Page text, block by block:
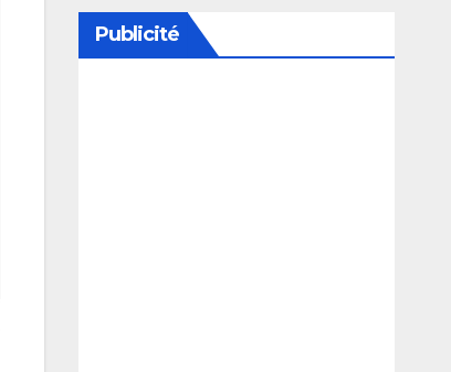
Publicité